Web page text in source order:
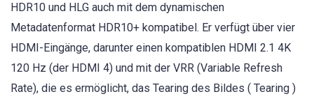
HDR10 und HLG auch mit dem dynamischen
Metadatenformat HDR10+ kompatibel. Er verfügt über vier
HDMI-Eingänge, darunter einen kompatiblen HDMI 2.1 4K
120 Hz (der HDMI 4) und mit der VRR (Variable Refresh
Rate), die es ermöglicht, das Tearing des Bildes ( Tearing )